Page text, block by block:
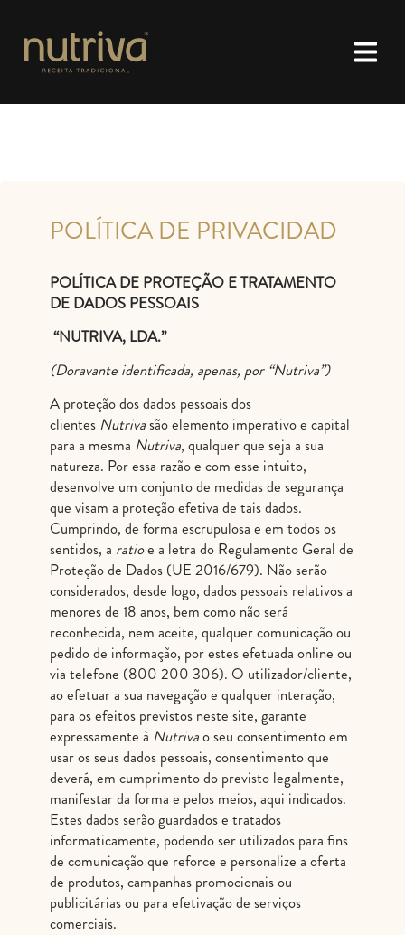
POLÍTICA DE PRIVACIDAD
POLÍTICA DE PROTEÇÃO E TRATAMENTO
DE DADOS PESSOAIS
“NUTRIVA, LDA.”
(Doravante identificada, apenas, por “Nutriva”)
A proteção dos dados pessoais dos
clientes Nutrivasão elemento imperativo e capital
para a mesma Nutriva, qualquer que seja a sua
natureza. Por essa razão e com esse intuito,
desenvolve um conjunto de medidas de segurança
que visam a proteção efetiva de tais dados.
Cumprindo, de forma escrupulosa e em todos os
sentidos, a ratioe a letra do Regulamento Geral de
Proteção de Dados (UE 2016/679). Não serão
considerados, desde logo, dados pessoais relativos a
menores de 18 anos, bem como não será
reconhecida, nem aceite, qualquer comunicação ou
pedido de informação, por estes efetuada online ou
via telefone (800 200 306). O utilizador/cliente,
ao efetuar a sua navegação e qualquer interação,
para os efeitos previstos neste site, garante
expressamente à Nutrivao seu consentimento em
usar os seus dados pessoais, consentimento que
deverá, em cumprimento do previsto legalmente,
manifestar da forma e pelos meios, aqui indicados.
Estes dados serão guardados e tratados
informaticamente, podendo ser utilizados para fins
de comunicação que reforce e personalize a oferta
de produtos, campanhas promocionais ou
publicitárias ou para efetivação de serviços
comerciais.